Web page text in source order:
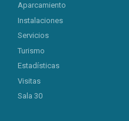
Aparcamiento
Instalaciones
Servicios
Turismo
Estadísticas
Visitas
Sala 30